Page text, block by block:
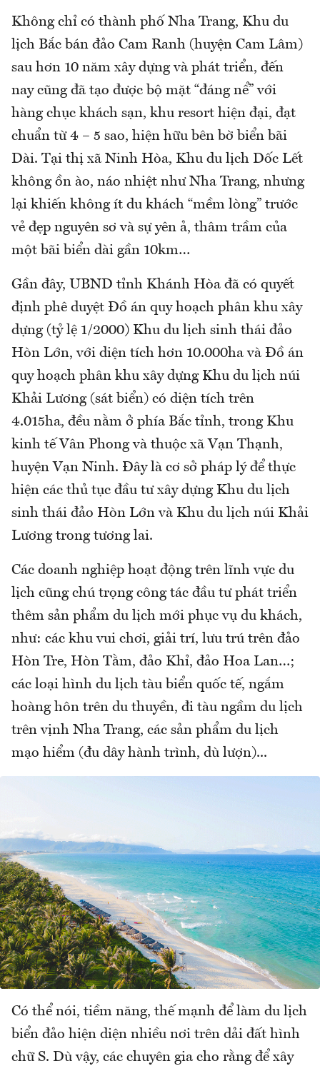
Không chỉ có thành phố Nha Trang, Khu du
lịch Bắc bán đảo Cam Ranh (huyện Cam Lâm)
sau hơn 10 năm xây dựng và phát triển, đến
nay cũng đã tạo được bộ mặt “đáng nể” với
hàng chục khách sạn, khu resort hiện đại, đạt
chuẩn từ 4 – 5 sao, hiện hữu bên bờ biển bãi
Dài. Tại thị xã Ninh Hòa, Khu du lịch Dốc Lết
không ồn ào, náo nhiệt như Nha Trang, nhưng
lại khiến không ít du khách “mềm lòng” trước
vẻ đẹp nguyên sơ và sự yên ả, thâm trầm của
một bãi biển dài gần 10km…
Gần đây, UBND tỉnh Khánh Hòa đã có quyết
định phê duyệt Đồ án quy hoạch phân khu xây
dựng (tỷ lệ 1/2000) Khu du lịch sinh thái đảo
Hòn Lớn, với diện tích hơn 10.000ha và Đồ án
quy hoạch phân khu xây dựng Khu du lịch núi
Khải Lương (sát biển) có diện tích trên
4.015ha, đều nằm ở phía Bắc tỉnh, trong Khu
kinh tế Vân Phong và thuộc xã Vạn Thạnh,
huyện Vạn Ninh. Đây là cơ sở pháp lý để thực
hiện các thủ tục đầu tư xây dựng Khu du lịch
sinh thái đảo Hòn Lớn và Khu du lịch núi Khải
Lương trong tương lai.
Các doanh nghiệp hoạt động trên lĩnh vực du
lịch cũng chú trọng công tác đầu tư phát triển
thêm sản phẩm du lịch mới phục vụ du khách,
như: các khu vui chơi, giải trí, lưu trú trên đảo
Hòn Tre, Hòn Tằm, đảo Khỉ, đảo Hoa Lan…;
các loại hình du lịch tàu biển quốc tế, ngắm
hoàng hôn trên du thuyền, đi tàu ngầm du lịch
trên vịnh Nha Trang, các sản phẩm du lịch
mạo hiểm (đu dây hành trình, dù lượn)...
Có thể nói, tiềm năng, thế mạnh để làm du lịch
biển đảo hiện diện nhiều nơi trên dải đất hình
chữ S. Dù vậy, các chuyên gia cho rằng để xây